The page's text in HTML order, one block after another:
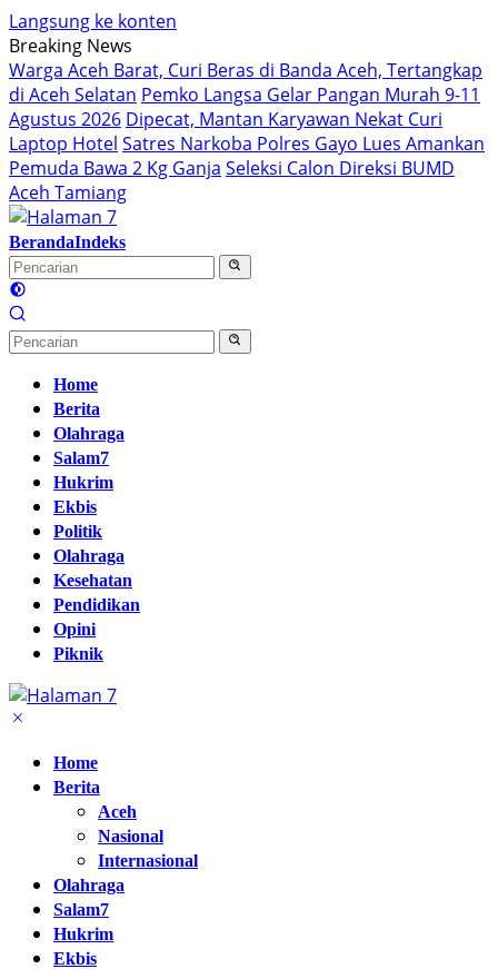
Langsung ke konten
Breaking News
Warga Aceh Barat, Curi Beras di Banda Aceh, Tertangkap
di Aceh Selatan Pemko Langsa Gelar Pangan Murah 9-11
Agustus 2026 Dipecat, Mantan Karyawan Nekat Curi
Laptop Hotel Satres Narkoba Polres Gayo Lues Amankan
Pemuda Bawa 2 Kg Ganja Seleksi Calon Direksi BUMD
Aceh Tamiang
BerandaIndeks
Home
Berita
Olahraga
Salam7
Hukrim
Ekbis
Politik
Olahraga
Kesehatan
Pendidikan
Opini
Piknik
Home
Berita
Aceh
Nasional
Internasional
Olahraga
Salam7
Hukrim
Ekbis